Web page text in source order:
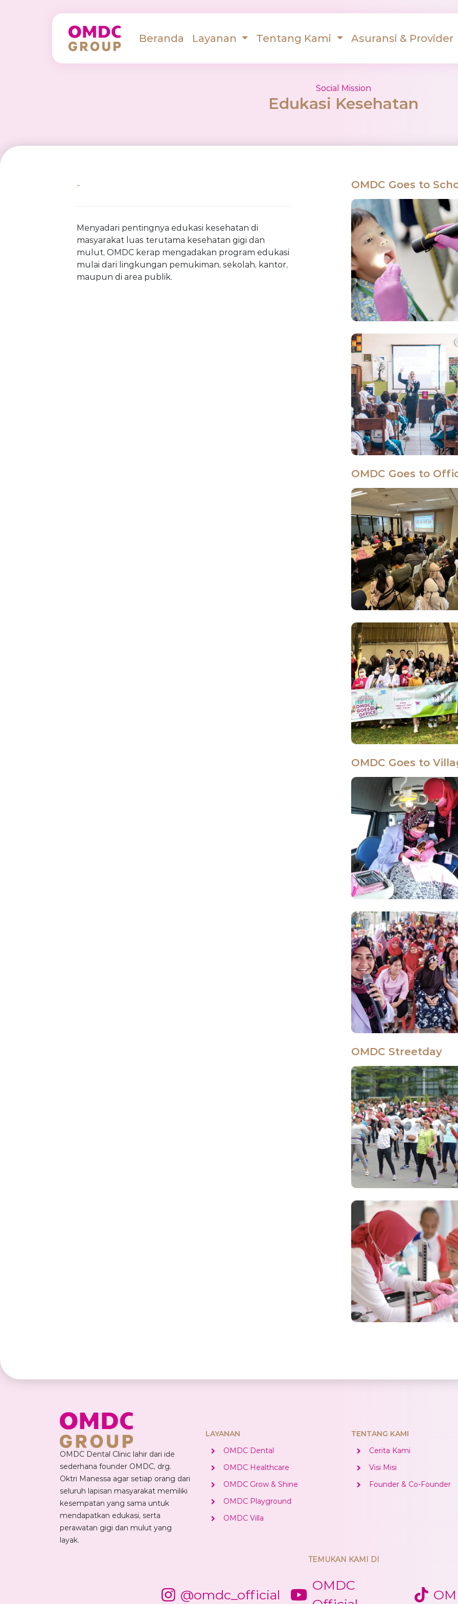
Beranda Layanan Tentang Kami Asuransi & Provider
Social Mission
Edukasi Kesehatan
-
Menyadari pentingnya edukasi kesehatan di
masyarakat luas terutama kesehatan gigi dan
mulut, OMDC kerap mengadakan program edukasi
mulai dari lingkungan pemukiman, sekolah, kantor,
maupun di area publik.
OMDC Goes to
OMDC Goes to
OMDC Goes to
OMDC Streetday
OMDC Dental Clinic lahir dari ide
sederhana founder OMDC, drg.
Oktri Manessa agar setiap orang dari
seluruh lapisan masyarakat memiliki
kesempatan yang sama untuk
mendapatkan edukasi, serta
perawatan gigi dan mulut yang
layak.
LAYANAN
OMDC Dental
OMDC Healthcare
OMDC Grow & Shine
OMDC Playground
OMDC Villa
TENTANG KAMI
Cerita Kami
Visi Misi
Founder & Co-Founder
TEMUKAN KAMI DI
@omdc_official
OMDC